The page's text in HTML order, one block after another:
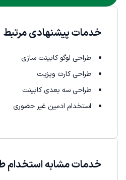
خدمات مشابه استخدام
خدمات پیشنهادی مرتبط
طراحی لوگو کابینت سازی
طراحی کارت ویزیت
طراحی سه بعدی کابینت
استخدام ادمین غیر حضوری